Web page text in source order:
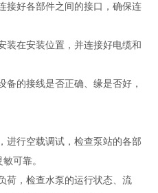
接好各部件之间的接口，确保连
装在安装位置，并连接好电缆和
的接线是否正确、缘是否好，
进行空载调试，检查泵站的各部
可靠。
荷，检查水泵的运行状态、流